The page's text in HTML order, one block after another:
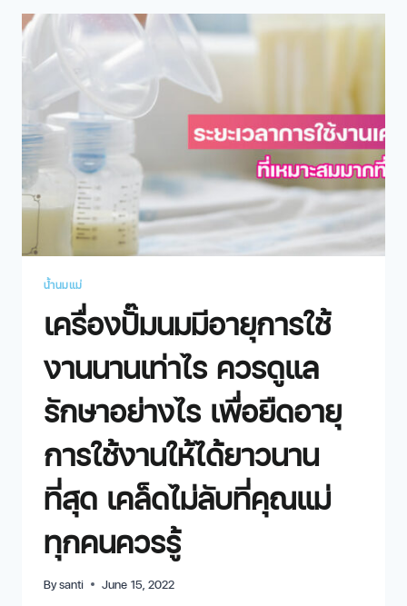
น้ำนมแม่
เครื่องปั๊มนมมีอายุการใช้
งานนานเท่าไร ควรดูแล
รักษาอย่างไร เพื่อยืดอายุ
การใช้งานให้ได้ยาวนาน
ที่สุด เคล็ดไม่ลับที่คุณแม่
ทุกคนควรรู้
Bysanti June 15, 2022